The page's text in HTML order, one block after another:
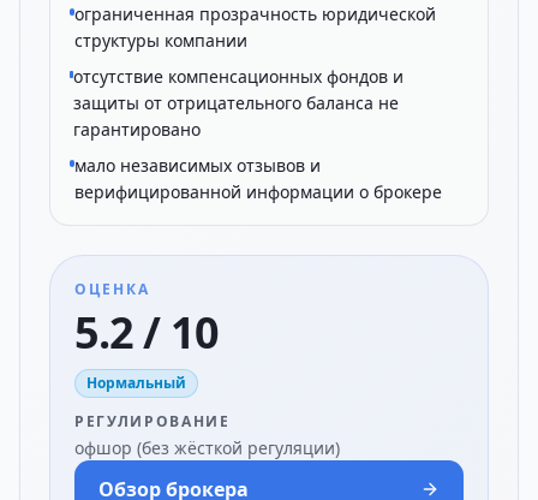
ограниченная прозрачность юридической
структуры компании
отсутствие компенсационных фондов и
защиты от отрицательного баланса не
гарантировано
мало независимых отзывов и
верифицированной информации о брокере
ОЦЕНКА
5.2 / 10
Нормальный
РЕГУЛИРОВАНИЕ
офшор (без жёсткой регуляции)
Обзор брокера